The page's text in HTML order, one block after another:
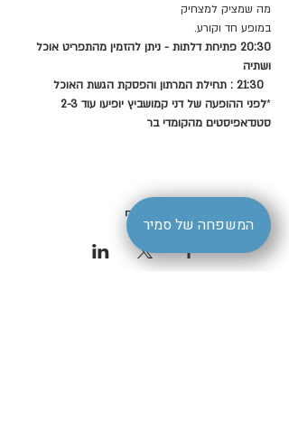
מה שמציק למצחיק
במופע חד וקורע.
20:30 פתיחת דלתות - ניתן להזמין מהתפריט אוכל
ושתיה
21:30 : תחילת המרתון והפסקת הגשת האוכל
*
סטנדאפיסטים מהקומדי בר
שיתוףהמשפחה של סמיר